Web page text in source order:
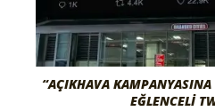
“AÇIKHAVA
EĞLENCELI